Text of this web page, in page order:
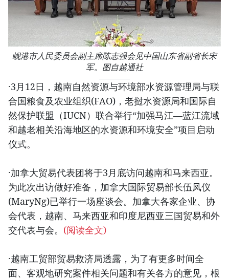
岘港市人民委员会副主席陈志强会见中国山东省副省长宋
军。图自越通社
·3月12日，越南自然资源与环境部水资源管理局与联
合国粮食及农业组织(FAO)，老挝水资源局和国际自
然保护联盟（IUCN）联合举行“加强马江—蓝江流域
和越老相关沿海地区的水资源和环境安全”项目启动
仪式。
·加拿大贸易代表团将于3月底访问越南和马来西亚。
为此次出访做好准备，加拿大国际贸易部长伍凤仪
(MaryNg)已举行一场座谈会。加拿大各家企业、协
会代表，越南、马来西亚和印度尼西亚三国贸易和外
交代表与会。 (阅读全文)
·越南工贸部贸易救济局透露，为了有更多时间全
面、客观地研究案件相关问题和有关各方的意见，根